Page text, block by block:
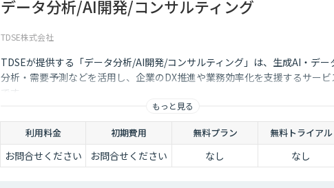
データ分析/AI開発/コンサルティング
TDSE株式会社
TDSEが提供する「データ分析/AI開発/コンサルティング」は、生成AI・デー
分析・需要予測などを活用し、企業のDX推進や業務効率化を支援するサービ
です。
もっと見る
利用料金 初期費用 無料プラン 無料トライアル
お問合せください お問合せください なし なし